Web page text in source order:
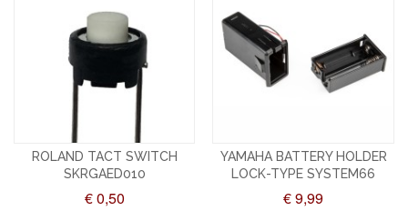
ROLAND TACT SWITCH
SKRGAED010
€ 0,50
YAMAHA BATTERY HOLDER
LOCK-TYPE SYSTEM66
€ 9,99